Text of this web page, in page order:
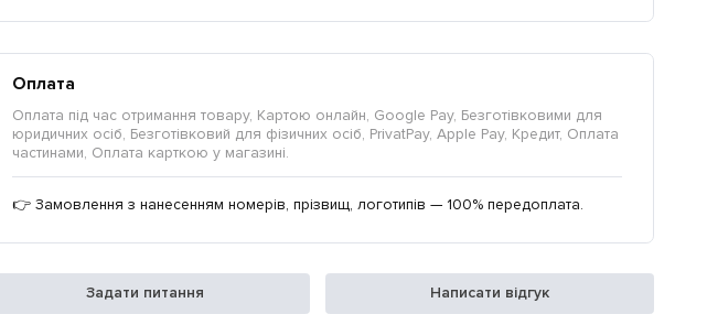
Оплата
Оплата під час отримання товару, Картою онлайн, Google Pay, Безготівковими для
юридичних осіб, Безготівковий для фізичних осіб, PrivatPay, Apple Pay, Кредит, Оплата
частинами, Оплата карткою у магазині.
👉 Замовлення з нанесенням номерів, прізвищ, логотипів — 100% передоплата.
Задати питання Написати відгук